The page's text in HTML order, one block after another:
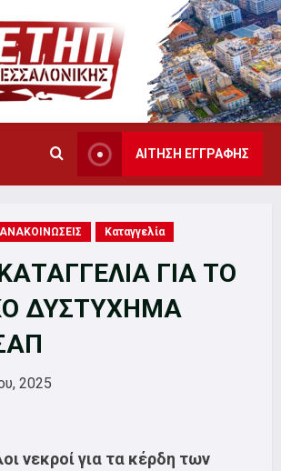
ΑΙΤΗΣΗ ΕΓΓΡΑΦΗΣ
ΑΝΑΚΟΙΝΩΣΕΙΣ Καταγγελία
ΓΙΑ ΤΟ
ΔΥΣΤΥΧΗΜΑ
2025
νεκροί για τα κέρδη των